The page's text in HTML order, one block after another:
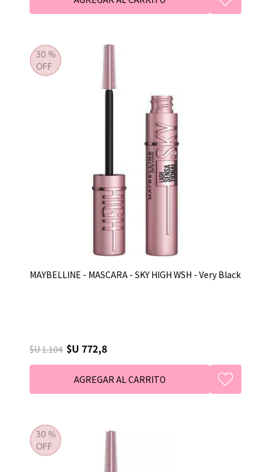
MAYBELLINE - MASCARA - SKY HIGH WSH - Very Black
$U 1.104 $U 772,8